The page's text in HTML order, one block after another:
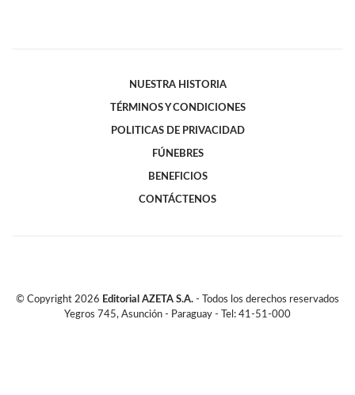
NUESTRA HISTORIA
TÉRMINOS Y CONDICIONES
POLITICAS DE PRIVACIDAD
FÚNEBRES
BENEFICIOS
CONTÁCTENOS
© Copyright 2026 Editorial AZETA S.A. - Todos los derechos reservados
Yegros 745, Asunción - Paraguay - Tel: 41-51-000